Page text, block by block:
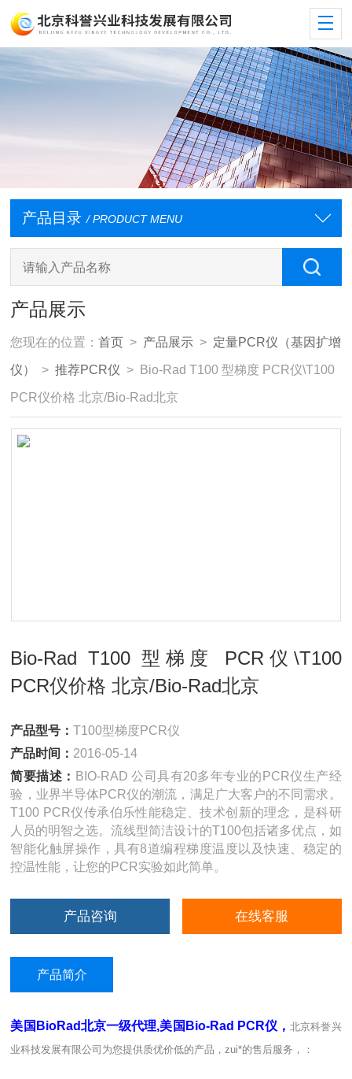
产品目录 / PRODUCT MENU
产品展示
您现在的位置：首页 > 产品展示 > 定量PCR仪（基因扩增
仪） >推荐PCR仪 > Bio-Rad T100 型梯度 PCR仪\T100
PCR仪价格 北京/Bio-Rad北京
Bio-Rad T100 型梯度 PCR仪\T100
PCR仪价格 北京/Bio-Rad北京
产品型号：T100型梯度PCR仪
产品时间： 2016-05-14
简要描述： BIO-RAD 公司具有20多年专业的PCR仪生产经
验，业界半导体PCR仪的潮流，满足广大客户的不同需求。
T100 PCR仪传承伯乐性能稳定、技术创新的理念，是科研
人员的明智之选。流线型简洁设计的T100包括诸多优点，如
智能化触屏操作，具有8道编程梯度温度以及快速、稳定的
控温性能，让您的PCR实验如此简单。
产品咨询 在线客服
产品简介
美国BioRad北京一级代理,美国Bio-Rad PCR仪，北京科誉兴
业科技发展有限公司为您提供质优价低的产品，zui*的售后服务，：